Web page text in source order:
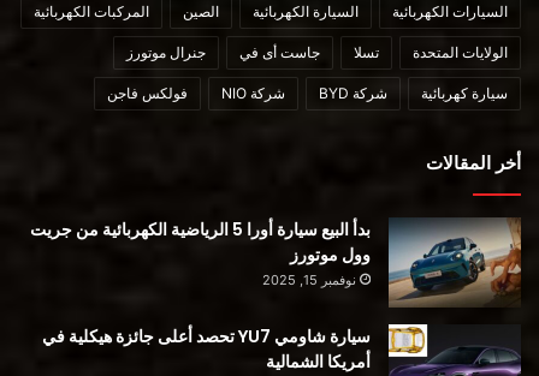
السيارات الكهربائية السيارة الكهربائية الصين المركبات الكهربائية
الولايات المتحدة تسلا جاست أى في جنرال موتورز
سيارة كهربائية شركة BYD شركة NIO فولكس فاجن
أخر المقالات
بدأ البيع سيارة أورا 5 الرياضية الكهربائية من جريت
وول موتورز
نوفمبر 15, 2025
سيارة شاومي YU7 تحصد أعلى جائزة هيكلية في
أمريكا الشمالية